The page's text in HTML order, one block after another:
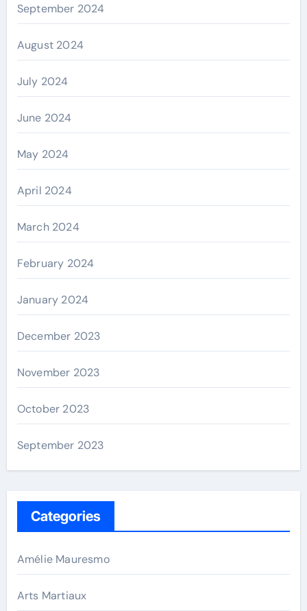
September 2024
August 2024
July 2024
June 2024
May 2024
April 2024
March 2024
February 2024
January 2024
December 2023
November 2023
October 2023
September 2023
Categories
Amélie Mauresmo
Arts Martiaux